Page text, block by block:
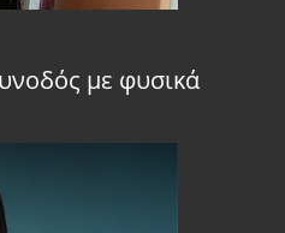
με φυσικά